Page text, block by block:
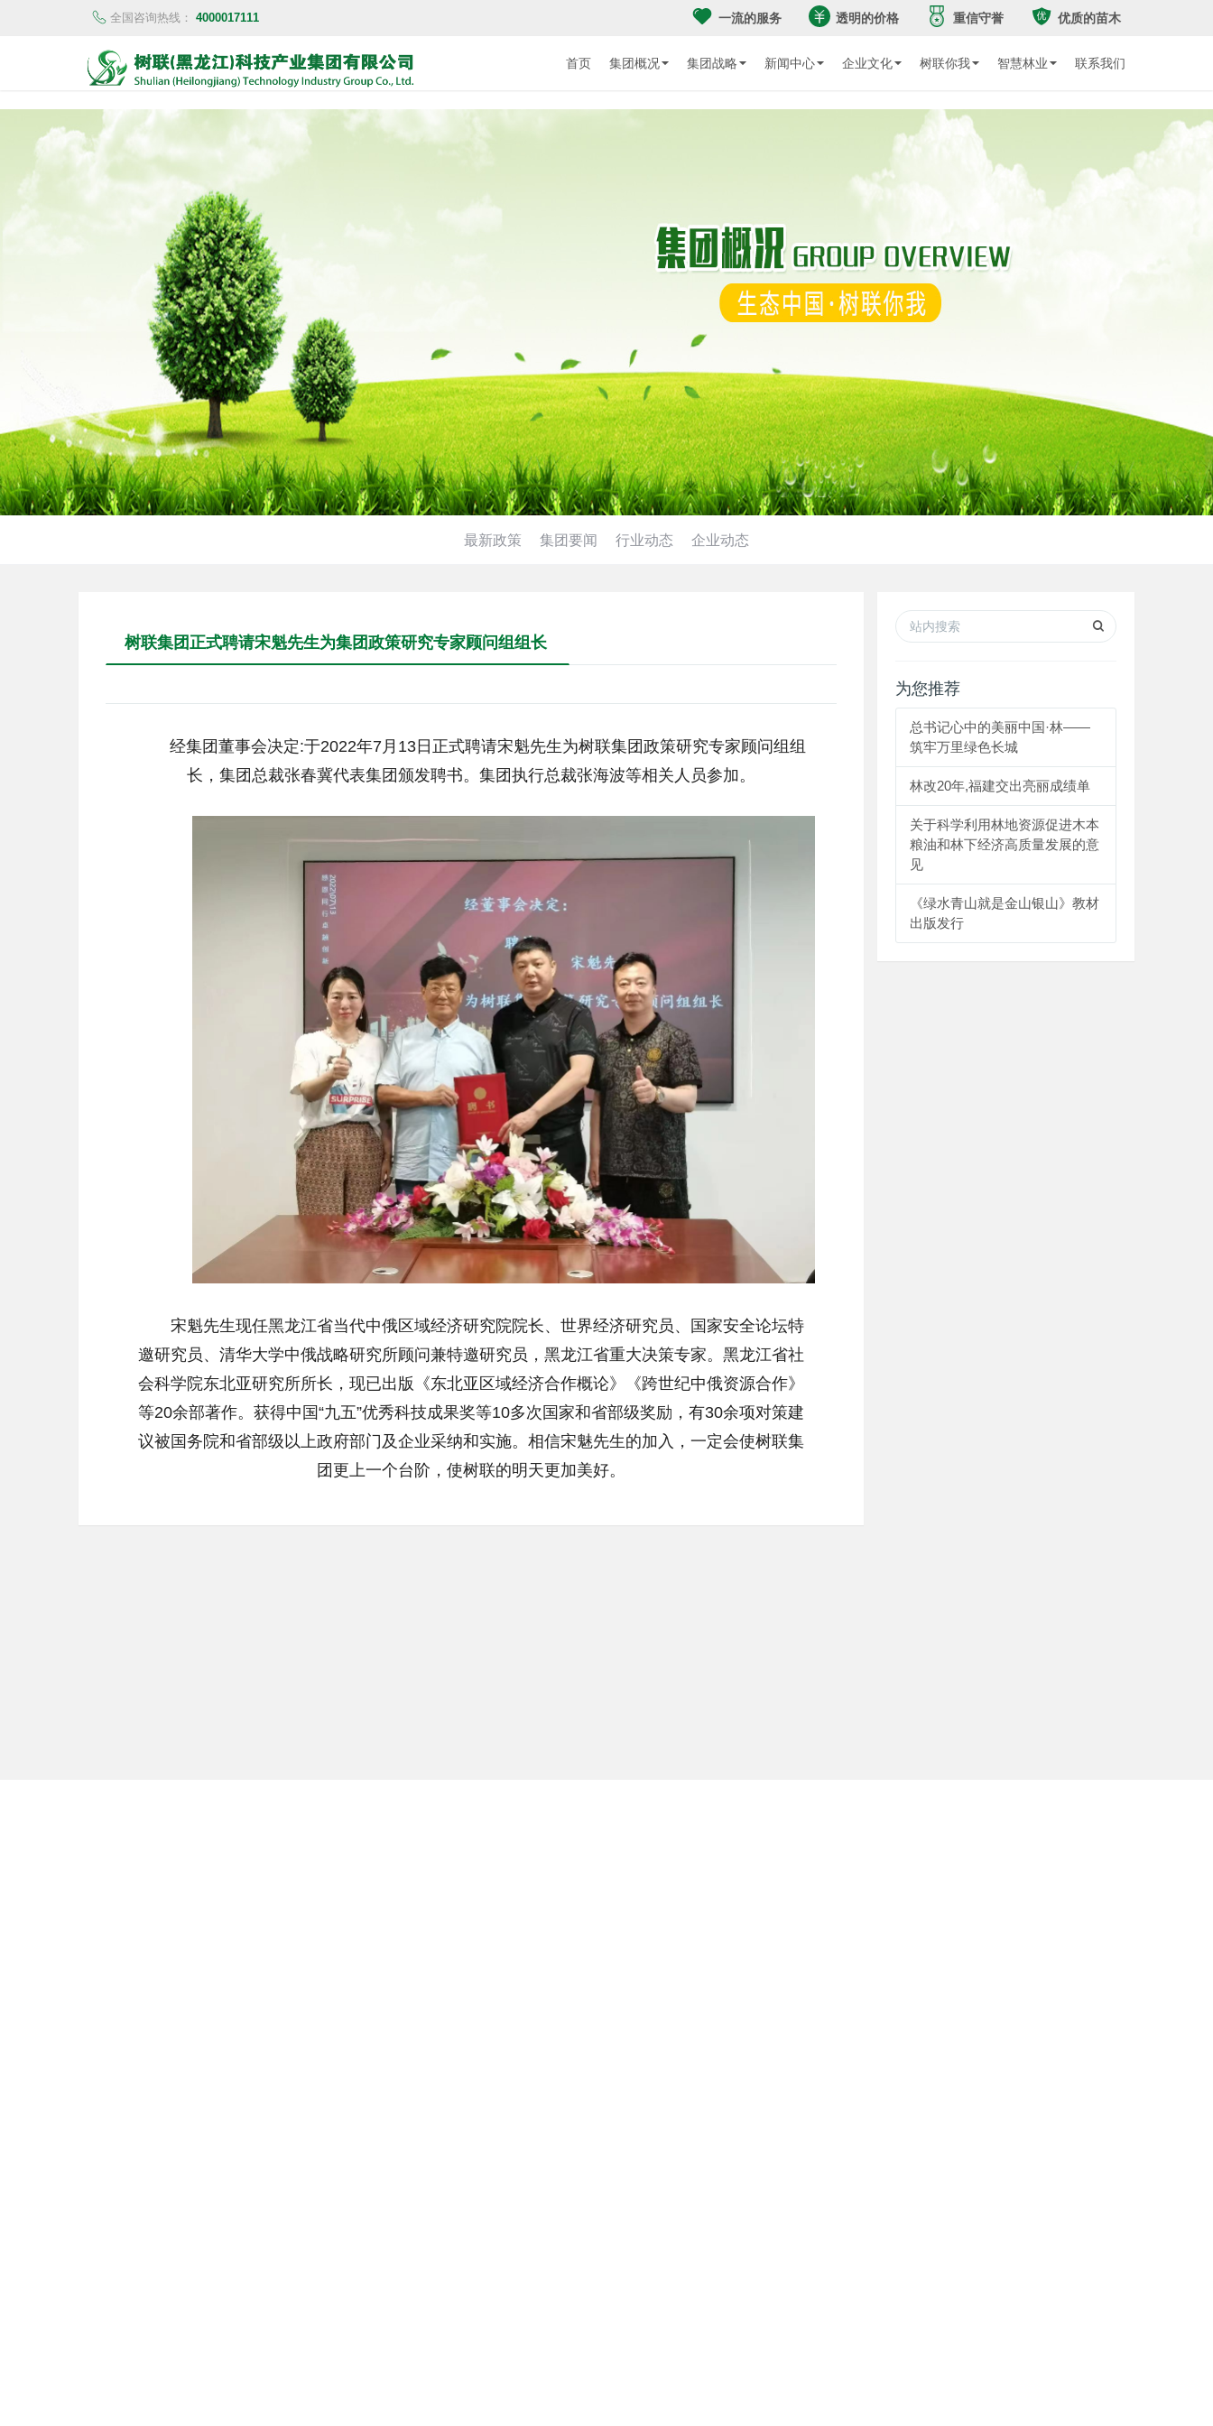
全国咨询热线： 4000017111 一流的服务 透明的价格 重信守誉 优质的苗木
首页 集团概况 集团战略 新闻中心 企业文化 树联你我 智慧林业 联系我们
最新政策 集团要闻 行业动态 企业动态
树联集团正式聘请宋魁先生为集团政策研究专家顾问组组长
经集团董事会决定:于2022年7月 13日正式聘请宋魁先生为树联集团政策研究专家顾问组组
长，集团总裁张春冀代表集团颁发聘书。集团执行总裁张海波等相关人员参加。
宋魁先生现任黑龙江省当代中俄区域经济研究院院长、世界经济研究员、国家安全论坛特
邀研究员、清华大学中俄战略研究所顾问兼特邀研究员，黑龙江省重大决策专家。黑龙江省社
会科学院东北亚研究所所长，现已出版《东北亚区域经济合作概论》《跨世纪中俄资源合作》
等20余部著作。获得中国“九五”优秀科技成果奖等10多次国家和省部级奖励 ，有30余项对策建
议被国务院和省部级以上政府部门及企业采纳和实施 。相信宋魅先生的加入，一定会使树联集
团更上一个台阶，使树联的明天更加美好。
为您推荐
总书记心中的美丽中国·林——
筑牢万里绿色长城
林改20年,福建交出亮丽成绩单
关于科学利用林地资源促进木本
粮油和林下经济高质量发展的意
见
《绿水青山就是金山银山》教材
出版发行